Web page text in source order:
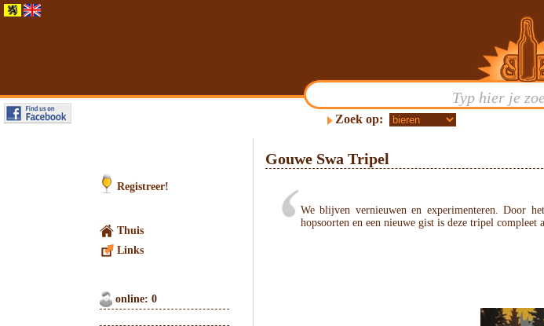
Zoek op:
Registreer!
Thuis
Links
online: 0
Gouwe Swa Tripel
We blijven vernieuwen en experimenteren. Door
hopsoorten en een nieuwe gist is deze tripel compleet